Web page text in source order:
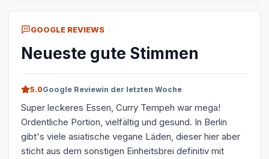
GOOGLE REVIEWS
Neueste gute Stimmen
5.0Google Reviewin der letzten Woche
Super leckeres Essen, Curry Tempeh war mega!
Ordentliche Portion, vielfältig und gesund. In Berlin
gibt's viele asiatische vegane Läden, dieser hier aber
sticht aus dem sonstigen Einheitsbrei definitiv mit